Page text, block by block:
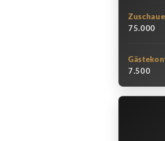
75.000
7.500